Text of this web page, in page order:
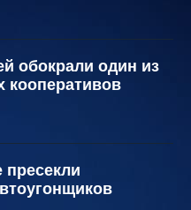
обокрали один из
кооперативов
пресекли